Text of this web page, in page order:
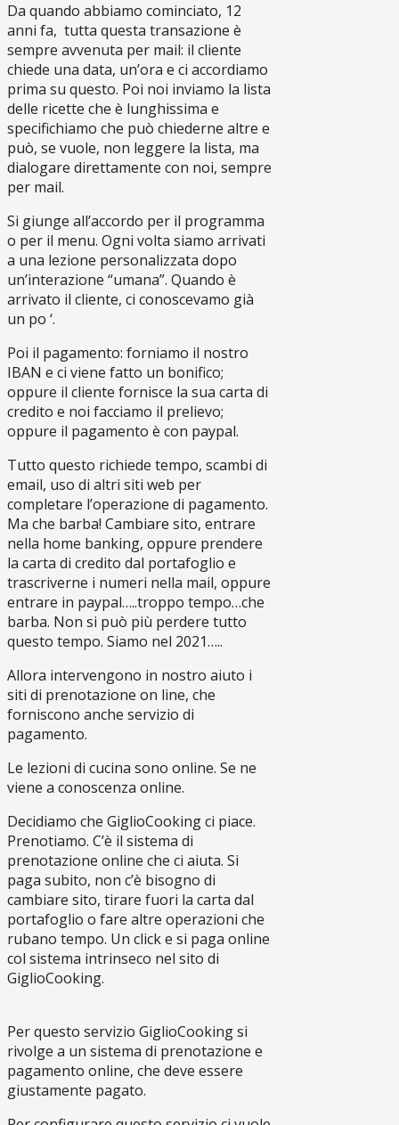
Da quando abbiamo cominciato, 12
anni fa, tutta questa transazione è
sempre avvenuta per mail: il cliente
chiede una data, un’ora e ci accordiamo
prima su questo. Poi noi inviamo la lista
delle ricette che è lunghissima e
specifichiamo che può chiederne altre e
può, se vuole, non leggere la lista, ma
dialogare direttamente con noi, sempre
per mail.
Si giunge all’accordo per il programma
o per il menu. Ogni volta siamo arrivati
a una lezione personalizzata dopo
un’interazione “umana”. Quando è
arrivato il cliente, ci conoscevamo già
un po ‘.
Poi il pagamento: forniamo il nostro
IBAN e ci viene fatto un bonifico;
oppure il cliente fornisce la sua carta di
credito e noi facciamo il prelievo;
oppure il pagamento è con paypal.
Tutto questo richiede tempo, scambi di
email, uso di altri siti web per
completare l’operazione di pagamento.
Ma che barba! Cambiare sito, entrare
nella home banking, oppure prendere
la carta di credito dal portafoglio e
trascriverne i numeri nella mail, oppure
entrare in paypal…..troppo tempo…che
barba. Non si può più perdere tutto
questo tempo. Siamo nel 2021…..
Allora intervengono in nostro aiuto i
siti di prenotazione on line, che
forniscono anche servizio di
pagamento.
Le lezioni di cucina sono online. Se ne
viene a conoscenza online.
Decidiamo che GiglioCooking ci piace.
Prenotiamo. C’è il sistema di
prenotazione online che ci aiuta. Si
paga subito, non c’è bisogno di
cambiare sito, tirare fuori la carta dal
portafoglio o fare altre operazioni che
rubano tempo. Un click e si paga online
col sistema intrinseco nel sito di
GiglioCooking.
Per questo servizio GiglioCooking si
rivolge a un sistema di prenotazione e
pagamento online, che deve essere
giustamente pagato.